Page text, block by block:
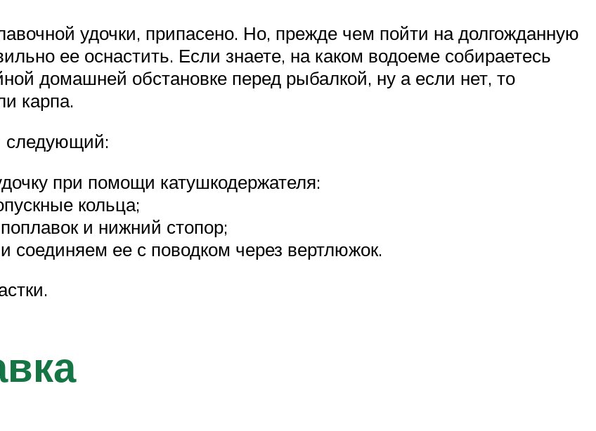
удочки, припасено. Но, прежде чем пойти на долгожданную
ее оснастить. Если знаете, на каком водоеме собираетесь
домашней обстановке перед рыбалкой, ну а если нет, то
карпа.
следующий:
при помощи катушкодержателя:
кольца;
и нижний стопор;
соединяем ее с поводком через вертлюжок.